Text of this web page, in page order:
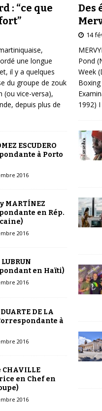
: “ce que
une longue
il y a quelques
du groupe de zouk
(ou vice-versa),
depuis plus de
ESCUDERO
à Porto
2016
MARTÍNEZ
en Rép.
2016
en Haïti)
2016
DE LA
à
2016
CHAVILLE
en Chef en
2016
Des
14
Pond
Week
1992)